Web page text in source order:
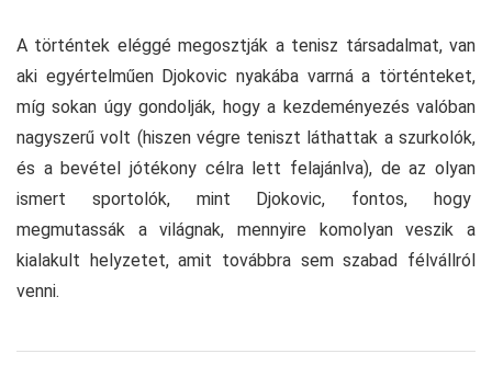
A történtek eléggé megosztják a tenisz társadalmat, van
aki egyértelműen Djokovic nyakába varrná a történteket,
míg sokan úgy gondolják, hogy a kezdeményezés valóban
nagyszerű volt (hiszen végre teniszt láthattak a szurkolók,
és a bevétel jótékony célra lett felajánlva), de az olyan
ismert sportolók, mint Djokovic, fontos, hogy
megmutassák a világnak, mennyire komolyan veszik a
kialakult helyzetet, amit továbbra sem szabad félvállról
venni.